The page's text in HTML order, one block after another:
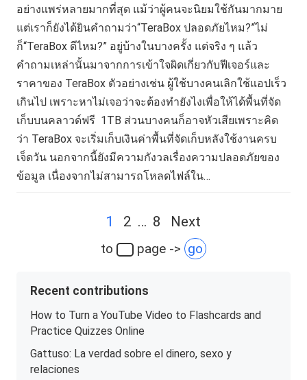
อย่างแพร่หลายมากที่สุด แม้ว่าผู้คนจะนิยมใช้กันมากมาย
แต่เราก็ยังได้ยินคำถามว่า“TeraBox ปลอดภัยไหม?”ไม่
ก็“TeraBox ดีไหม?” อยู่บ้างในบางครั้ง แต่จริง ๆ แล้ว
คำถามเหล่านั้นมาจากการเข้าใจผิดเกี่ยวกับฟีเจอร์และ
ราคาของ TeraBox ตัวอย่างเช่น ผู้ใช้บางคนเลิกใช้แอปเร็ว
เกินไป เพราะหาไม่เจอว่าจะต้องทำยังไงเพื่อให้ได้พื้นที่จัด
เก็บบนคลาวด์ฟรี 1TB ส่วนบางคนก็อาจหัวเสียเพราะคิด
ว่า TeraBox จะเริ่มเก็บเงินค่าพื้นที่จัดเก็บหลังใช้งานครบ
เจ็ดวัน นอกจากนี้ยังมีความกังวลเรื่องความปลอดภัยของ
ข้อมูล เนื่องจากไม่สามารถโหลดไฟล์ใน…
1 2 … 8 Next
to page -> go
Recent contributions
How to Turn a YouTube Video to Flashcards and
Practice Quizzes Online
Gattuso: La verdad sobre el dinero, sexo y
relaciones